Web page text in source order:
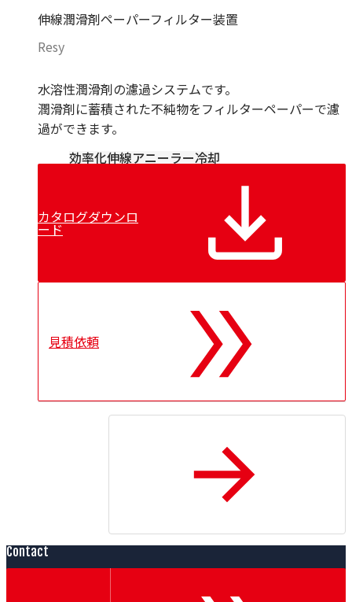
伸線潤滑剤ペーパーフィルター装置
Resy
水溶性潤滑剤の濾過システムです。
潤滑剤に蓄積された不純物をフィルターペーパーで濾
過ができます。
効率化伸線アニーラー冷却
カタログダウンロ
ード
見積依頼
Contact